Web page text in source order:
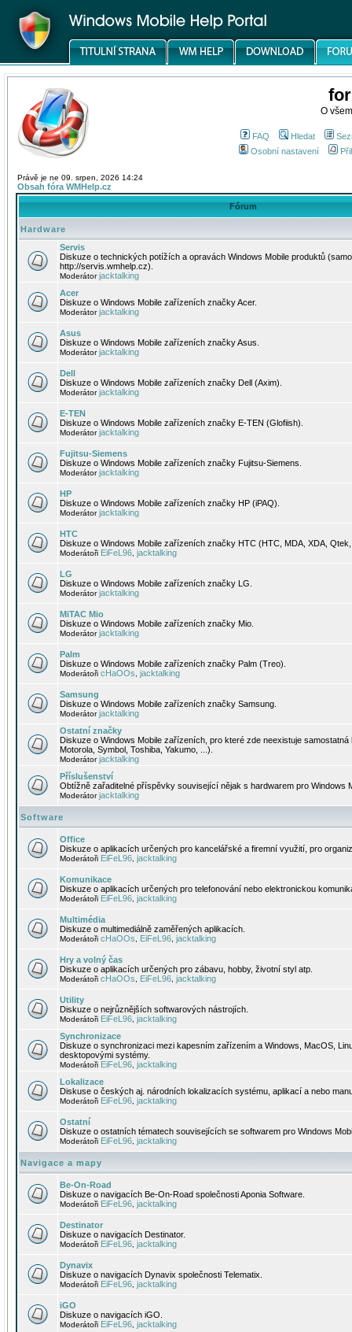
O
FAQ Hledat
Osobní nastavení
Právě je ne 09. srpen, 2026 14:24
Obsah fóra WMHelp.cz
Fórum
Hardware
Servis
Diskuze o technických potížích a opravách Windows Mobile produktů
http://servis.wmhelp.cz).
Moderátorjacktalking
Acer
Diskuze o Windows Mobile zařízeních značky Acer.
Moderátorjacktalking
Asus
Diskuze o Windows Mobile zařízeních značky Asus.
Moderátorjacktalking
Dell
Diskuze o Windows Mobile zařízeních značky Dell (Axim).
Moderátorjacktalking
E-TEN
Diskuze o Windows Mobile zařízeních značky E-TEN (Glofiish).
Moderátorjacktalking
Fujitsu-Siemens
Diskuze o Windows Mobile zařízeních značky Fujitsu-Siemens.
Moderátorjacktalking
HP
Diskuze o Windows Mobile zařízeních značky HP (iPAQ).
Moderátorjacktalking
HTC
Diskuze o Windows Mobile zařízeních značky HTC (HTC, MDA, XDA,
Moderátoři EiFeL96 jacktalking
LG
Diskuze o Windows Mobile zařízeních značky LG.
Moderátorjacktalking
MiTAC Mio
Diskuze o Windows Mobile zařízeních značky Mio.
Moderátorjacktalking
Palm
Diskuze o Windows Mobile zařízeních značky Palm (Treo).
Moderátoři cHaOOs jacktalking
Samsung
Diskuze o Windows Mobile zařízeních značky Samsung.
Moderátorjacktalking
Ostatní značky
Diskuze o Windows Mobile zařízeních, pro které zde neexistuje
Motorola, Symbol, Toshiba, Yakumo, ...).
Moderátorjacktalking
Příslušenství
Obtížně zařaditelné příspěvky související nějak s hardwarem pro Windows
Moderátorjacktalking
Software
Office
Diskuze o aplikacích určených pro kancelářské a firemní využití, pro
Moderátoři EiFeL96 jacktalking
Komunikace
Diskuze o aplikacích určených pro telefonování nebo elektronickou
Moderátoři EiFeL96 jacktalking
Multimédia
Diskuze o multimediálně zaměřených aplikacích.
Moderátoři cHaOOs EiFeL96 jacktalking
Hry a volný čas
Diskuze o aplikacích určených pro zábavu, hobby, životní styl atp.
Moderátoři cHaOOs EiFeL96 jacktalking
Utility
Diskuze o nejrůznějších softwarových nástrojích.
Moderátoři EiFeL96 jacktalking
Synchronizace
Diskuze o synchronizaci mezi kapesním zařízením a Windows, MacOS,
desktopovými systémy.
Moderátoři EiFeL96 jacktalking
Lokalizace
Diskuse o českých aj. národních lokalizacích systému, aplikací a nebo
Moderátoři EiFeL96 jacktalking
Ostatní
Diskuze o ostatních tématech souvisejících se softwarem pro Windows
Moderátoři EiFeL96 jacktalking
Navigace a mapy
Be-On-Road
Diskuze o navigacích Be-On-Road společnosti Aponia Software.
Moderátoři EiFeL96 jacktalking
Destinator
Diskuze o navigacích Destinator.
Moderátoři EiFeL96 jacktalking
Dynavix
Diskuze o navigacích Dynavix společnosti Telematix.
Moderátoři EiFeL96 jacktalking
iGO
Diskuze o navigacích iGO.
Moderátoři EiFeL96 jacktalking